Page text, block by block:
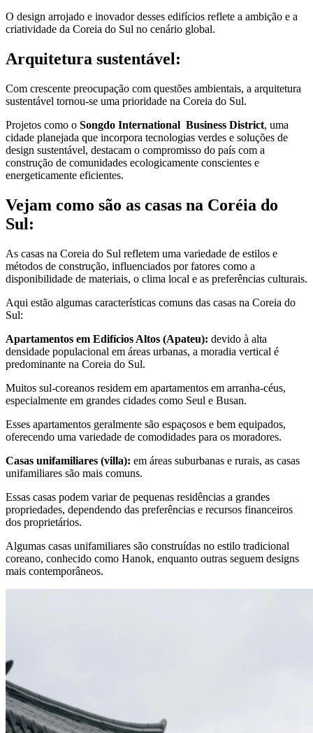
O design arrojado e inovador desses edifícios reflete a ambição e a
criatividade da Coreia do Sul no cenário global.
Arquitetura sustentável:
Com crescente preocupação com questões ambientais, a arquitetura
sustentável tornou-se uma prioridade na Coreia do Sul.
Projetos como o Songdo International Business District, uma
cidade planejada que incorpora tecnologias verdes e soluções de
design sustentável, destacam o compromisso do país com a
construção de comunidades ecologicamente conscientes e
energeticamente eficientes.
Vejam como são as casas na Coréia do
Sul:
As casas na Coreia do Sul refletem uma variedade de estilos e
métodos de construção, influenciados por fatores como a
disponibilidade de materiais, o clima local e as preferências culturais.
Aqui estão algumas características comuns das casas na Coreia do
Sul:
Apartamentos em Edifícios Altos (Apateu): devido à alta
densidade populacional em áreas urbanas, a moradia vertical é
predominante na Coreia do Sul.
Muitos sul-coreanos residem em apartamentos em arranha-céus,
especialmente em grandes cidades como Seul e Busan.
Esses apartamentos geralmente são espaçosos e bem equipados,
oferecendo uma variedade de comodidades para os moradores.
Casas unifamiliares (villa): em áreas suburbanas e rurais, as casas
unifamiliares são mais comuns.
Essas casas podem variar de pequenas residências a grandes
propriedades, dependendo das preferências e recursos financeiros
dos proprietários.
Algumas casas unifamiliares são construídas no estilo tradicional
coreano, conhecido como Hanok, enquanto outras seguem designs
mais contemporâneos.